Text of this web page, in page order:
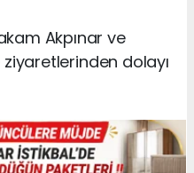
Akpınar ve
dolayı